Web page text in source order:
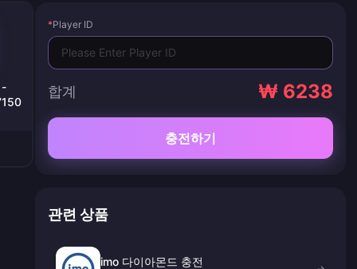
-
*Player ID
합계 ₩ 6238
충전하기
관련 상품
imo 다이아몬드 충전